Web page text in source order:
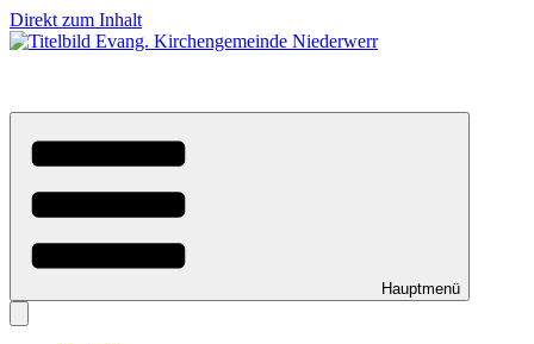
Direkt zum Inhalt
Hauptmenü